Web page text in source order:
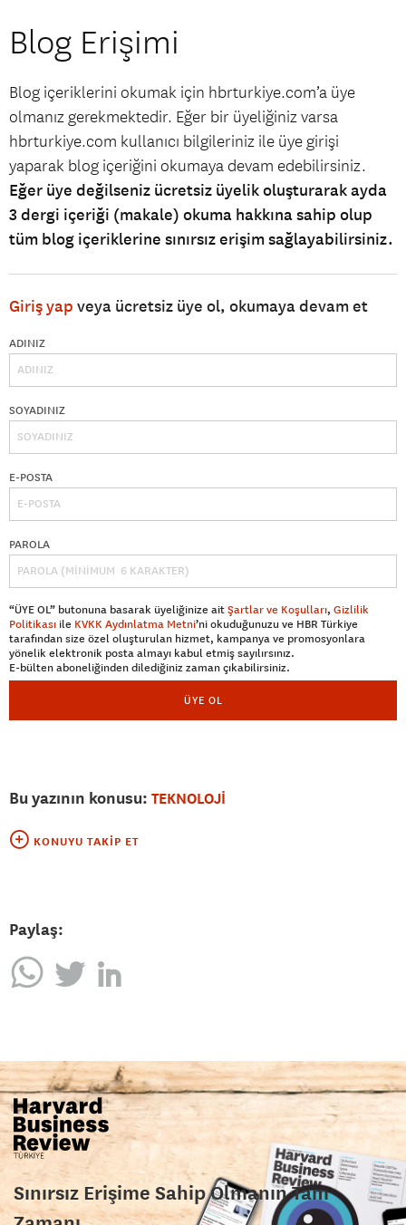
Blog Erişimi
Blog içeriklerini okumak için hbrturkiye.com’a üye
olmanız gerekmektedir. Eğer bir üyeliğiniz varsa
hbrturkiye.com kullanıcı bilgileriniz ile üye girişi
yaparak blog içeriğini okumaya devam edebilirsiniz.
Eğer üye değilseniz ücretsiz üyelik oluşturarak ayda
3 dergi içeriği (makale) okuma hakkına sahip olup
tüm blog içeriklerine sınırsız erişim sağlayabilirsiniz.
Giriş yap veya ücretsiz üye ol, okumaya devam et
ADINIZ
SOYADINIZ
E-POSTA
PAROLA
“ÜYE OL” butonuna basarak üyeliğinize aitŞartlar ve Koşulları, Gizlilik
Politikası ile KVKK Aydınlatma Metni’ni okuduğunuzu ve HBR Türkiye
tarafından size özel oluşturulan hizmet, kampanya ve promosyonlara
yönelik elektronik posta almayı kabul etmiş sayılırsınız.
E-bülten aboneliğinden dilediğiniz zaman çıkabilirsiniz.
ÜYE OL
Bu yazının konusu: TEKNOLOJİ
KONUYU TAKIP ET
Paylaş:
Sınırsız Erişime Sahip Olmanın Tam